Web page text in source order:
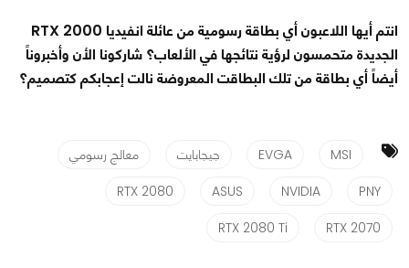
انتم أيها اللاعبون أي بطاقة رسومية من عائلة انفيديا RTX 2000
الجديدة متحمسون لرؤية نتائجها في الألعاب؟ شاركونا الأن وأخبروناً
أيضاً أي بطاقة من تلك البطاقت المعروضة نالت إعجابكم كتصميم؟
MSI
EVGA جيجابايت
معالج رسومي
PNY
NVIDIA
ASUS
RTX 2080
RTX 2070
RTX 2080 Ti